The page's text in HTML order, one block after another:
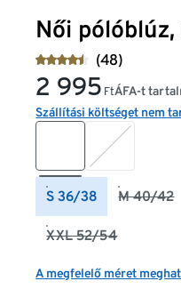
Női
(48)
2 995 FtÁFA-t
Szállítási költséget nem
S 36/38 M 40/42
XXL 52/54
A megfelelő méret